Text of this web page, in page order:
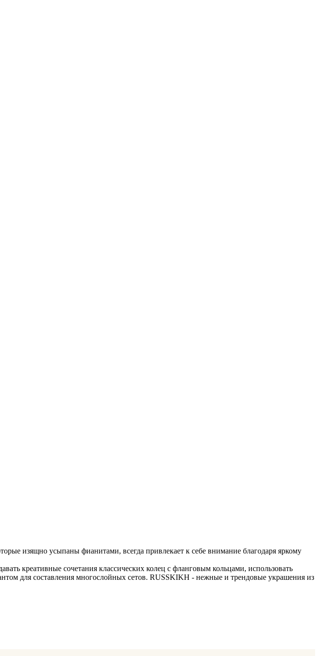
изящно усыпаны фианитами, всегда привлекает к себе внимание благодаря яркому
креативные сочетания классических колец с фланговым кольцами, использовать
для составления многослойных сетов. RUSSKIKH - нежные и трендовые украшения из